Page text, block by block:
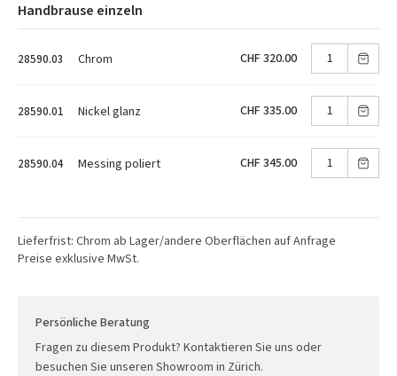
Handbrause einzeln
28590.03 Chrom CHF 320.00
28590.01 Nickel glanz CHF 335.00
28590.04 Messing poliert CHF 345.00
Lieferfrist: Chrom ab Lager/andere Oberflächen auf Anfrage
Preise exklusive MwSt.
Persönliche Beratung
Fragen zu diesem Produkt? Kontaktieren Sie uns oder
besuchen Sie unseren Showroom in Zürich.